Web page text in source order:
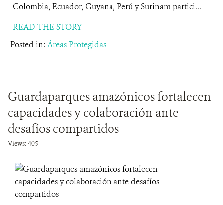
Colombia, Ecuador, Guyana, Perú y Surinam partici...
READ THE STORY
Posted in: Áreas Protegidas
Guardaparques amazónicos fortalecen
capacidades y colaboración ante
desafíos compartidos
Views: 405